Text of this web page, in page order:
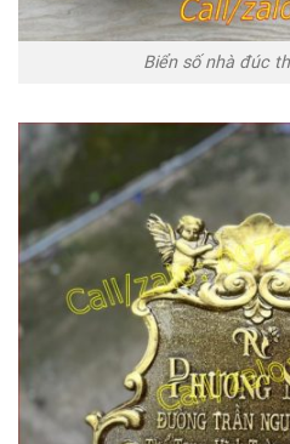
Biển số nhà đúc